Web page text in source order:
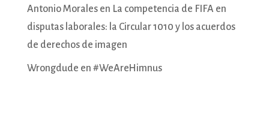
Antonio Moralesen La competencia de FIFA en
disputas laborales: la Circular 1010 y los acuerdos
de derechos de imagen
Wrongdude en #WeAreHimnus